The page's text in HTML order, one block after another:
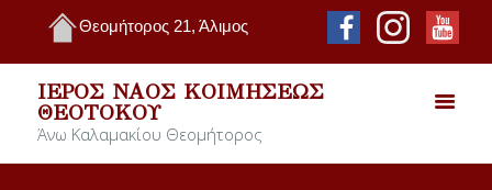
Θεομήτορος 21, Άλιμος
ΙΕΡΌΣ ΝΑΌΣ ΚΟΙΜΉΣΕΩΣ
ΘΕΟΤΌΚΟΥ
Άνω Καλαμακίου Θεομήτορος